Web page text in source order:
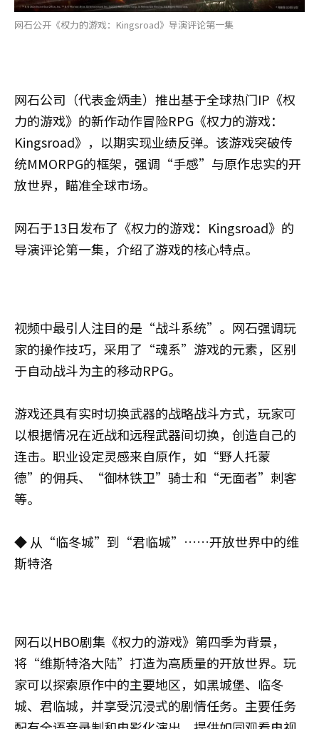
网石公开《权力的游戏：Kingsroad》导演评论第一集
网石公司（代表金炳圭）推出基于全球热门IP《权
力的游戏》的新作动作冒险RPG《权力的游戏：
Kingsroad》，以期实现业绩反弹。该游戏突破传
统MMORPG的框架，强调“手感”与原作忠实的开
放世界，瞄准全球市场。
网石于13日发布了《权力的游戏：Kingsroad》的
导演评论第一集，介绍了游戏的核心特点。
视频中最引人注目的是“战斗系统”。网石强调玩
家的操作技巧，采用了“魂系”游戏的元素，区别
于自动战斗为主的移动RPG。
游戏还具有实时切换武器的战略战斗方式，玩家可
以根据情况在近战和远程武器间切换，创造自己的
连击。职业设定灵感来自原作，如“野人托蒙
德”的佣兵、“御林铁卫”骑士和“无面者”刺客
等。
◆ 从“临冬城”到“君临城”……开放世界中的维
斯特洛
网石以HBO剧集《权力的游戏》第四季为背景，
将“维斯特洛大陆”打造为高质量的开放世界。玩
家可以探索原作中的主要地区，如黑城堡、临冬
城、君临城，并享受沉浸式的剧情任务。主要任务